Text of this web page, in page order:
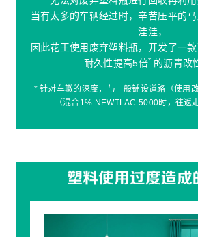
当有太多的车辆经过时，辛苦压平的
洼洼，
因此花王使用废弃塑料瓶，开发了一
耐久性提高5倍* 的沥青改
* 针对车辙的深度，与一般铺设道路（使用
（混合1% NEWTLAC 5000时，往返